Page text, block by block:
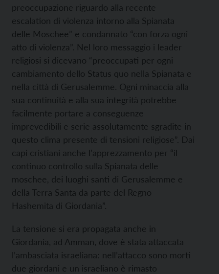
preoccupazione riguardo alla recente
escalation di violenza intorno alla Spianata
delle Moschee” e condannato “con forza ogni
atto di violenza”. Nel loro messaggio i leader
religiosi si dicevano “preoccupati per ogni
cambiamento dello Status quo nella Spianata e
nella città di Gerusalemme. Ogni minaccia alla
sua continuità e alla sua integrità potrebbe
facilmente portare a conseguenze
imprevedibili e serie assolutamente sgradite in
questo clima presente di tensioni religiose”. Dai
capi cristiani anche l’apprezzamento per “il
continuo controllo sulla Spianata delle
moschee, dei luoghi santi di Gerusalemme e
della Terra Santa da parte del Regno
Hashemita di Giordania”.
La tensione si era propagata anche in
Giordania, ad Amman, dove è stata attaccata
l’ambasciata israeliana: nell’attacco sono morti
due giordani e un israeliano è rimasto